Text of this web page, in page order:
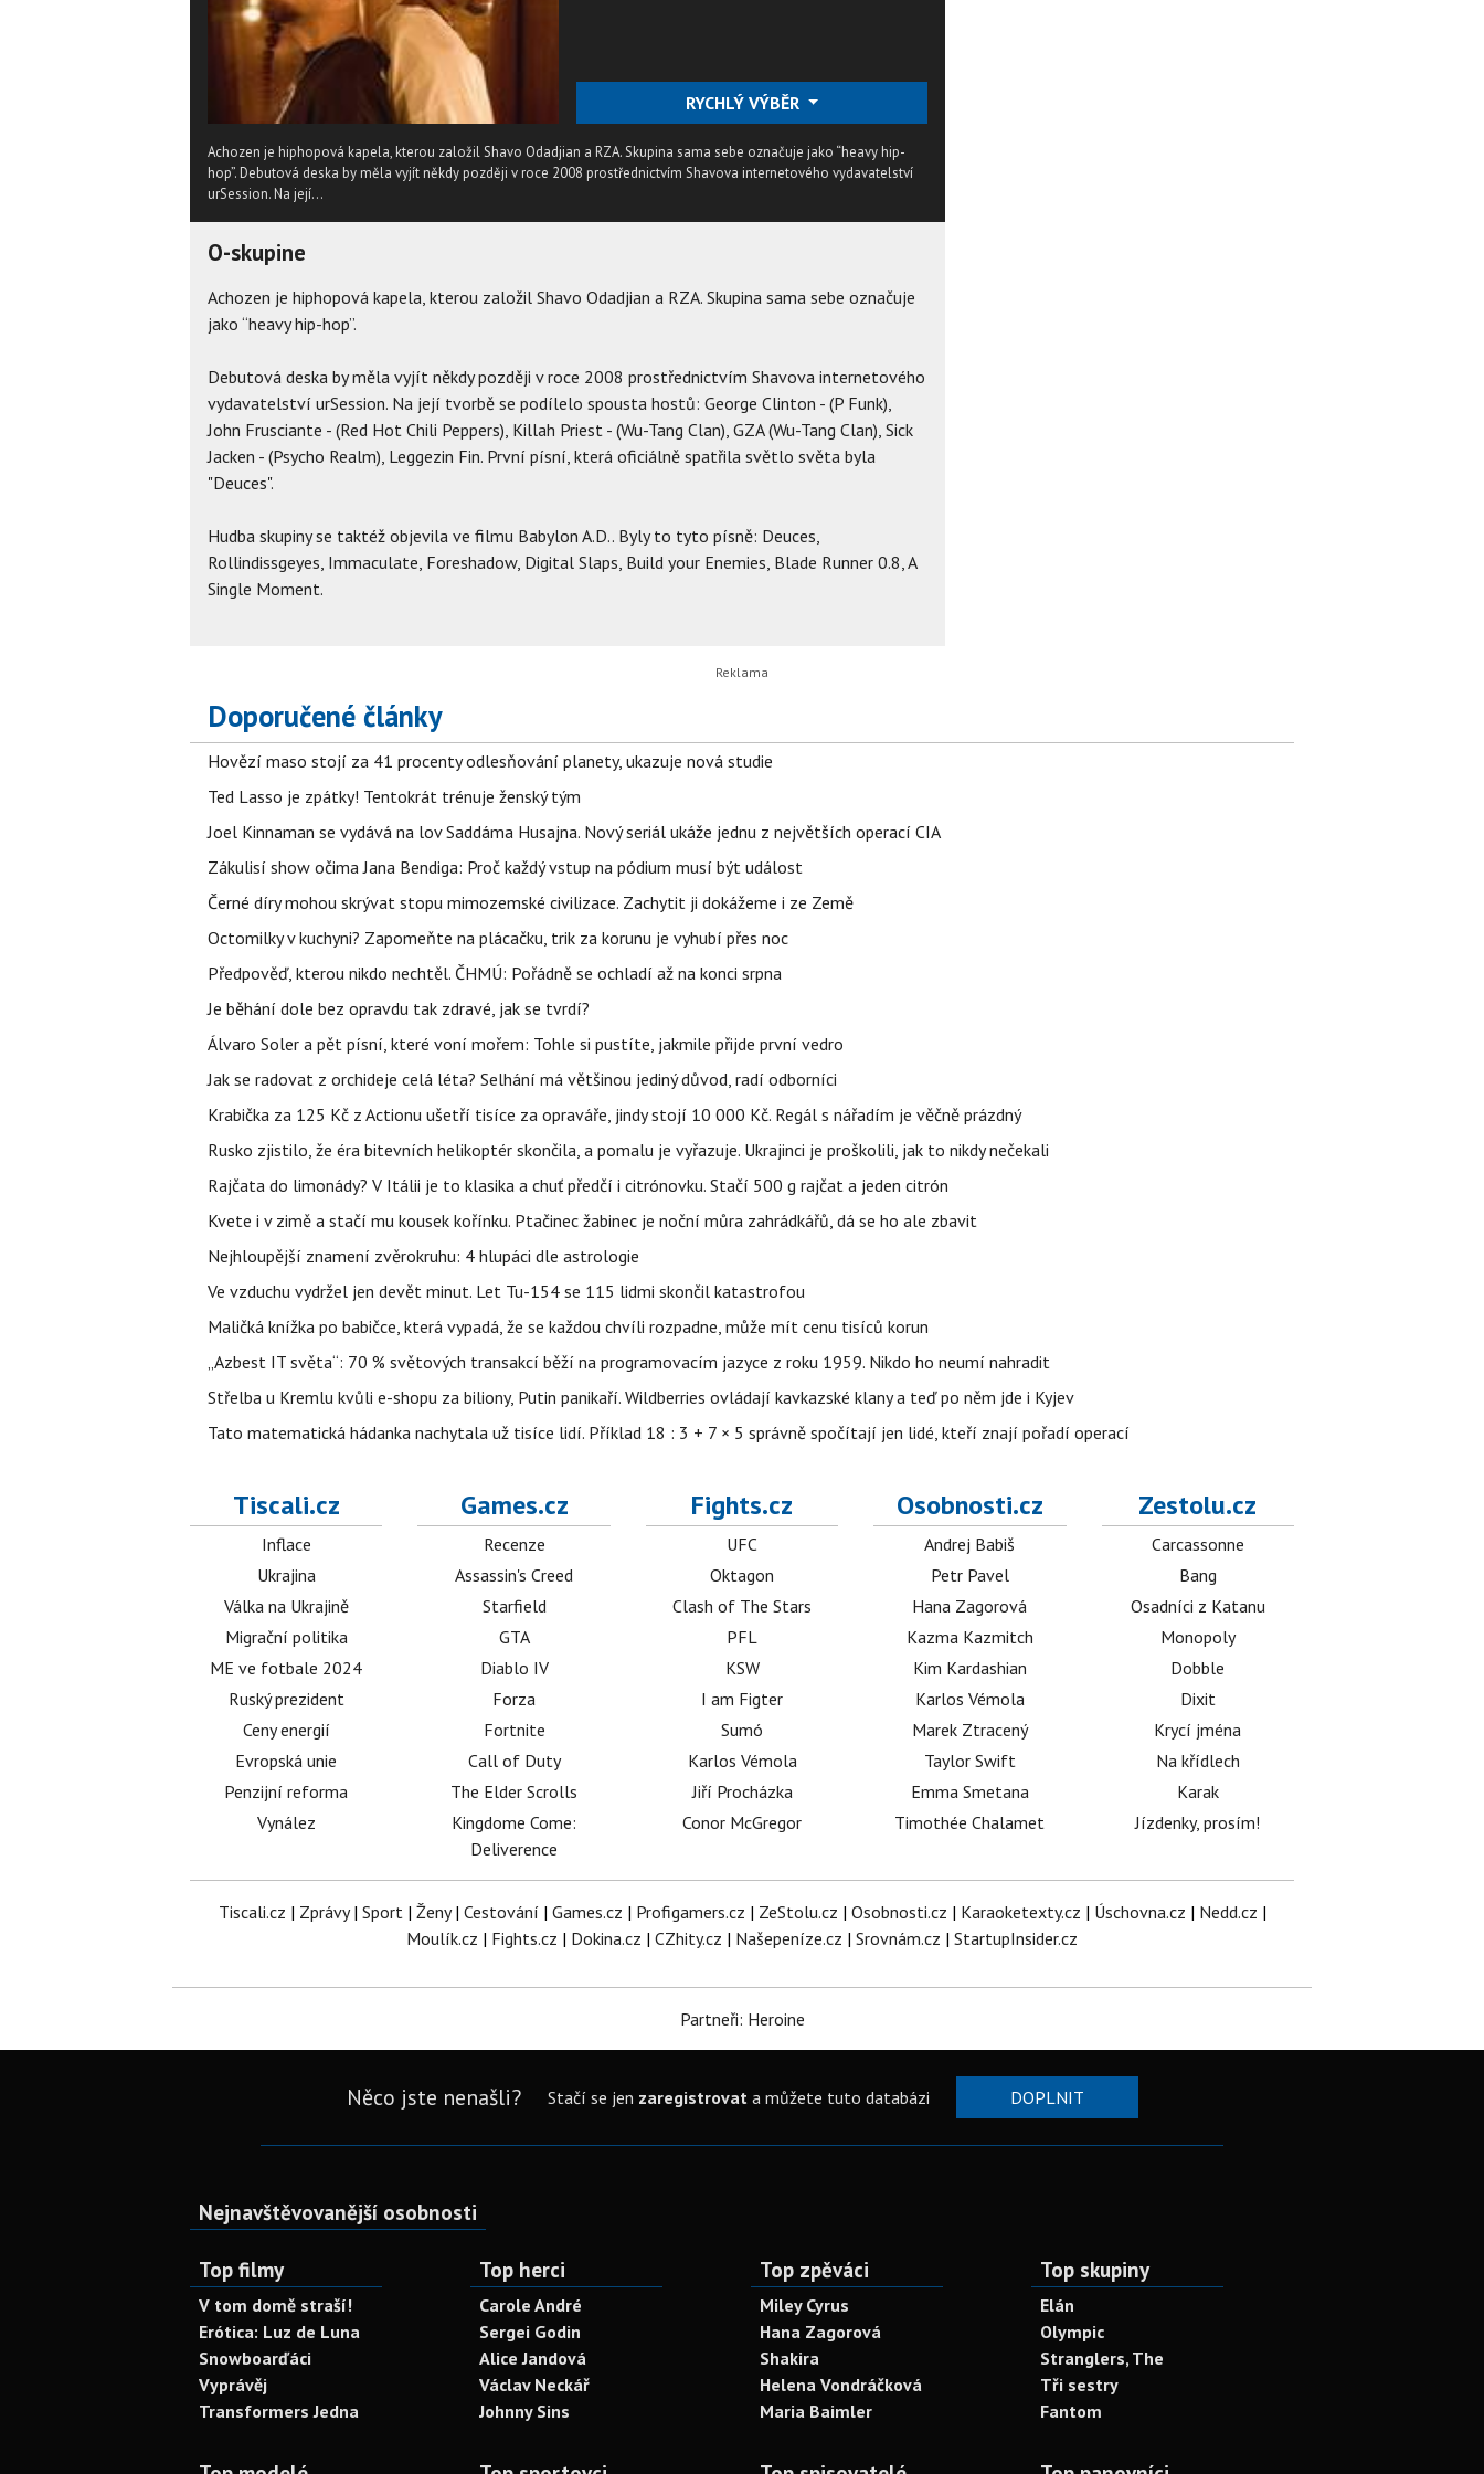
RYCHLÝ VÝBĚR
Achozen je hiphopová kapela, kterou založil Shavo Odadjian a RZA. Skupina sama sebe označuje jako “heavy hip-
hop”. Debutová deska by měla vyjít někdy později v roce 2008 prostřednictvím Shavova internetového vydavatelství
urSession. Na její...
O-skupine
Achozen je hiphopová kapela, kterou založil Shavo Odadjian a RZA. Skupina sama sebe označuje
jako “heavy hip-hop”.
Debutová deska by měla vyjít někdy později v roce 2008 prostřednictvím Shavova internetového
vydavatelství urSession. Na její tvorbě se podílelo spousta hostů: George Clinton - (P Funk),
John Frusciante - (Red Hot Chili Peppers), Killah Priest - (Wu-Tang Clan), GZA (Wu-Tang Clan), Sick
Jacken - (Psycho Realm), Leggezin Fin. První písní, která oficiálně spatřila světlo světa byla
"Deuces".
Hudba skupiny se taktéž objevila ve filmu Babylon A.D.. Byly to tyto písně: Deuces,
Rollindissgeyes, Immaculate, Foreshadow, Digital Slaps, Build your Enemies, Blade Runner 0.8, A
Single Moment.
Doporučené články
Hovězí maso stojí za 41 procenty odlesňování planety, ukazuje nová studie
Ted Lasso je zpátky! Tentokrát trénuje ženský tým
Joel Kinnaman se vydává na lov Saddáma Husajna. Nový seriál ukáže jednu z největších operací CIA
Zákulisí show očima Jana Bendiga: Proč každý vstup na pódium musí být událost
Černé díry mohou skrývat stopu mimozemské civilizace. Zachytit ji dokážeme i ze Země
Octomilky v kuchyni? Zapomeňte na plácačku, trik za korunu je vyhubí přes noc
Předpověď, kterou nikdo nechtěl. ČHMÚ: Pořádně se ochladí až na konci srpna
Je běhání dole bez opravdu tak zdravé, jak se tvrdí?
Álvaro Soler a pět písní, které voní mořem: Tohle si pustíte, jakmile přijde první vedro
Jak se radovat z orchideje celá léta? Selhání má většinou jediný důvod, radí odborníci
Krabička za 125 Kč z Actionu ušetří tisíce za opraváře, jindy stojí 10 000 Kč. Regál s nářadím je věčně prázdný
Rusko zjistilo, že éra bitevních helikoptér skončila, a pomalu je vyřazuje. Ukrajinci je proškolili, jak to nikdy nečekali
Rajčata do limonády? V Itálii je to klasika a chuť předčí i citrónovku. Stačí 500 g rajčat a jeden citrón
Kvete i v zimě a stačí mu kousek kořínku. Ptačinec žabinec je noční můra zahrádkářů, dá se ho ale zbavit
Nejhloupější znamení zvěrokruhu: 4 hlupáci dle astrologie
Ve vzduchu vydržel jen devět minut. Let Tu-154 se 115 lidmi skončil katastrofou
Maličká knížka po babičce, která vypadá, že se každou chvíli rozpadne, může mít cenu tisíců korun
„Azbest IT světa“: 70 % světových transakcí běží na programovacím jazyce z roku 1959. Nikdo ho neumí nahradit
Střelba u Kremlu kvůli e-shopu za biliony, Putin panikaří. Wildberries ovládají kavkazské klany a teď po něm jde i Kyjev
Tato matematická hádanka nachytala už tisíce lidí. Příklad 18 : 3 + 7 × 5 správně spočítají jen lidé, kteří znají pořadí operací
Tiscali.cz
Inflace
Ukrajina
Válka na Ukrajině
Migrační politika
ME ve fotbale 2024
Ruský prezident
Ceny energií
Evropská unie
Penzijní reforma
Vynález
Games.cz
Recenze
Assassin's Creed
Starfield
GTA
Diablo IV
Forza
Fortnite
Call of Duty
The Elder Scrolls
Kingdome Come:
Deliverence
Fights.cz
UFC
Oktagon
Clash of The Stars
PFL
KSW
I am Figter
Sumó
Karlos Vémola
Jiří Procházka
Conor McGregor
Osobnosti.cz
Andrej Babiš
Petr Pavel
Hana Zagorová
Kazma Kazmitch
Kim Kardashian
Karlos Vémola
Marek Ztracený
Taylor Swift
Emma Smetana
Timothée Chalamet
Zestolu.cz
Carcassonne
Bang
Osadníci z Katanu
Monopoly
Dobble
Dixit
Krycí jména
Na křídlech
Karak
Jízdenky, prosím!
Tiscali.cz | Zprávy| Sport| Ženy| Cestování | Games.cz | Profigamers.cz | ZeStolu.cz | Osobnosti.cz | Karaoketexty.cz | Úschovna.cz | Nedd.cz |
Moulík.cz | Fights.cz | Dokina.cz | CZhity.cz | Našepeníze.cz | Srovnám.cz | StartupInsider.cz
Partneři: Heroine
Něco jste nenašli? Stačí se jen zaregistrovata můžete tuto databázi DOPLNIT
Nejnavštěvovanější osobnosti
Top filmy
V tom domě straší!
Erótica: Luz de Luna
Snowboarďáci
Vyprávěj
Transformers Jedna
Top herci
Carole André
Sergei Godin
Alice Jandová
Václav Neckář
Johnny Sins
Top zpěváci
Miley Cyrus
Hana Zagorová
Shakira
Helena Vondráčková
Maria Baimler
Top skupiny
Elán
Olympic
Stranglers, The
Tři sestry
Fantom